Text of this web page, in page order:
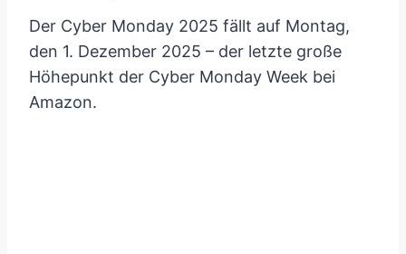
Der Cyber Monday 2025 fällt auf Montag,
den 1. Dezember 2025 – der letzte große
Höhepunkt der Cyber Monday Week bei
Amazon.